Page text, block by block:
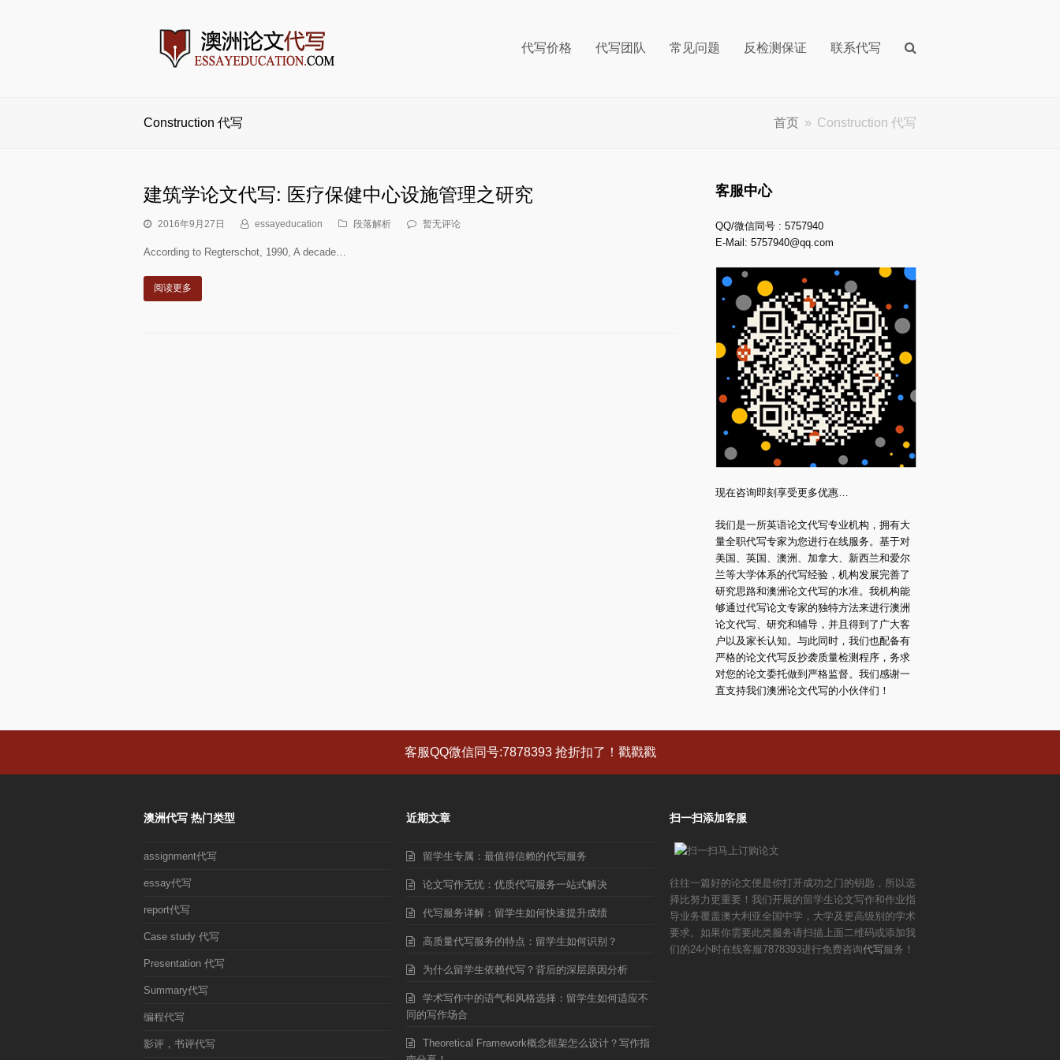
代写价格 代写团队 常见问题 反检测保证 联系代写
Construction 代写 首页 » Construction 代写
建筑学论文代写: 医疗保健中心设施管理之研究
2016年9月27日 essayeducation 段落解析 暂无评论
According to Regterschot, 1990, A decade…
阅读更多
客服中心
QQ/微信同号 : 5757940
E-Mail:5757940@qq.com
现在咨询即刻享受更多优惠…
我们是一所英语论文代写专业机构，拥有大
量全职代写专家为您进行在线服务。基于对
美国、英国、澳洲、加拿大、新西兰和爱尔
兰等大学体系的代写经验，机构发展完善了
研究思路和澳洲论文代写的水准。我机构能
够通过代写论文专家的独特方法来进行澳洲
论文代写、研究和辅导，并且得到了广大客
户以及家长认知。与此同时，我们也配备有
严格的论文代写反抄袭质量检测程序，务求
对您的论文委托做到严格监督。我们感谢一
直支持我们澳洲论文代写的小伙伴们！
客服QQ微信同号:7878393 抢折扣了！戳戳戳
澳洲代写 热门类型
assignment代写
essay代写
report代写
Case study 代写
Presentation 代写
Summary代写
编程代写
影评，书评代写
近期文章
留学生专属：最值得信赖的代写服务
论文写作无忧：优质代写服务一站式解决
代写服务详解：留学生如何快速提升成绩
高质量代写服务的特点：留学生如何识别？
为什么留学生依赖代写？背后的深层原因分析
学术写作中的语气和风格选择：留学生如何适应不
同的写作场合
Theoretical Framework概念框架怎么设计？写作指
扫一扫添加客服
往往一篇好的论文便是你打开成功之门的钥匙，所以选
择比努力更重要！我们开展的留学生论文写作和作业指
导业务覆盖澳大利亚全国中学，大学及更高级别的学术
要求。如果你需要此类服务请扫描上面二维码或添加我
们的24小时在线客服7878393进行免费咨询代写 服务！